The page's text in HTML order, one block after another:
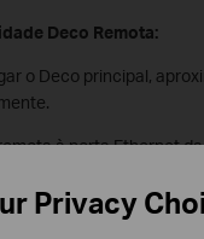
Deco Remota:
o Deco principal,
à porta Ethernet
Link. Será necessário
Privacy